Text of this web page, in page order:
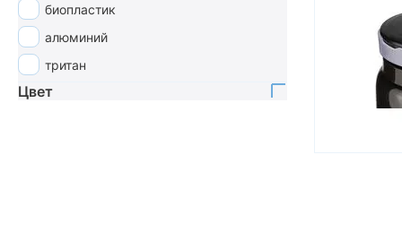
Merida
Tacx
биопластик
алюминий
тритан
Цвет